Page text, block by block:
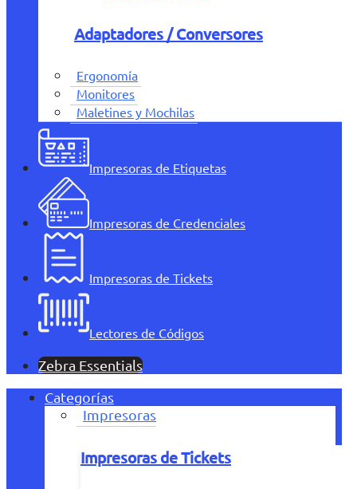
Adaptadores / Conversores
Ergonomía
Monitores
Maletines y Mochilas
Impresoras de Etiquetas
Impresoras de Credenciales
Impresoras de Tickets
Lectores de Códigos
Zebra Essentials
Categorías
Impresoras
Impresoras de Tickets